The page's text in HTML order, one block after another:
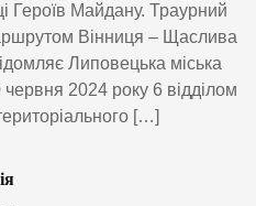
Героїв Майдану. Траурний
Вінниця – Щаслива
Липовецька міська
2024 року 6 відділом
[…]